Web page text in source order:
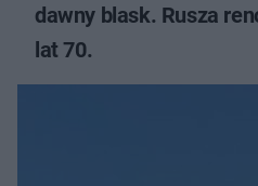
dawny blask. Rusza
lat 70.